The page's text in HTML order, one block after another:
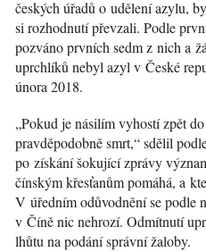
českých úřadů o udělení azylu,
si rozhodnutí převzali. Podle
pozváno prvních sedm z nich a
uprchlíků nebyl azyl v České
února 2018.
„Pokud je násilím vyhostí zpět
pravděpodobně smrt,“ sdělil
po získání šokující zprávy
čínským křesťanům pomáhá, a
V úředním odůvodnění se podle
v Číně nic nehrozí. Odmítnutí
lhůtu na podání správní žaloby.